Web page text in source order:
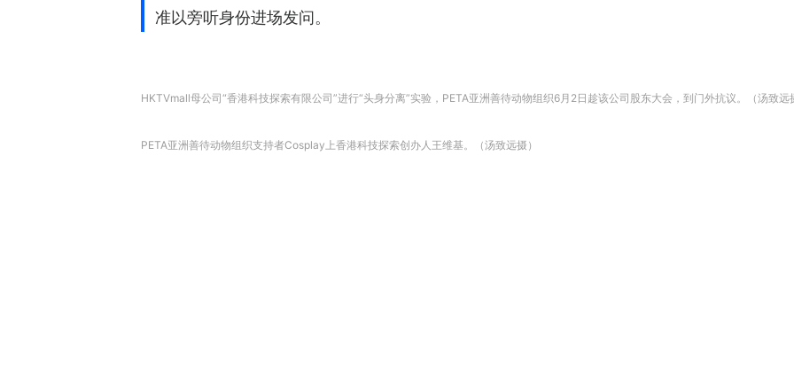
准以旁听身份进场发问。
HKTVmall母公司“香港科技探索有限公司”进行“头身分离”实验，PETA亚洲善待动物组织6月2日趁该公司股东大会，到门外抗议。（汤致远
PETA亚洲善待动物组织支持者Cosplay上香港科技探索创办人王维基。（汤致远摄）